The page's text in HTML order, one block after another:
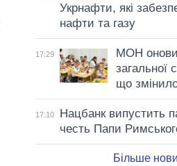
Укрнафти, які
нафти та газу
17:29
МОН
загальної
що
17:10
Нацбанк випустить
честь Папи
Більше